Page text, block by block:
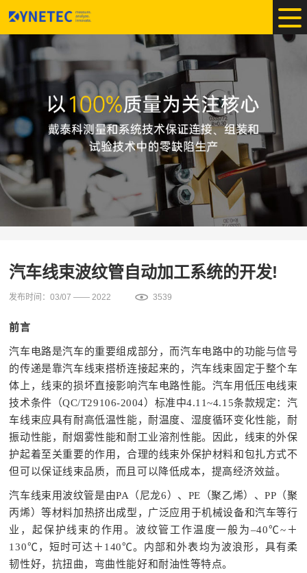
汽车线束波纹管自动加工系统的开发!
发布时间：03/07 —— 2022 3539
前言
汽车电路是汽车的重要组成部分，而汽车电路中的功能与信号
的传递是靠汽车线束搭桥连接起来的，汽车线束固定于整个车
体上，线束的损坏直接影响汽车电路性能。汽车用低压电线束
技术条件（QC/T29106-2004）标准中4.11~4.15条款规定：汽
车线束应具有耐高低温性能，耐温度、湿度循环变化性能，耐
振动性能，耐烟雾性能和耐工业溶剂性能。因此，线束的外保
护起着至关重要的作用，合理的线束外保护材料和包扎方式不
但可以保证线束品质，而且可以降低成本，提高经济效益。
汽车线束用波纹管是由PA（尼龙6）、PE（聚乙烯）、PP（聚
丙烯）等材料加热挤出成型，广泛应用于机械设备和汽车等行
业，起保护线束的作用。波纹管工作温度一般为–40℃~＋
130℃，短时可达＋140℃。内部和外表均为波浪形，具有柔
韧性好，抗扭曲，弯曲性能好和耐油性等特点。